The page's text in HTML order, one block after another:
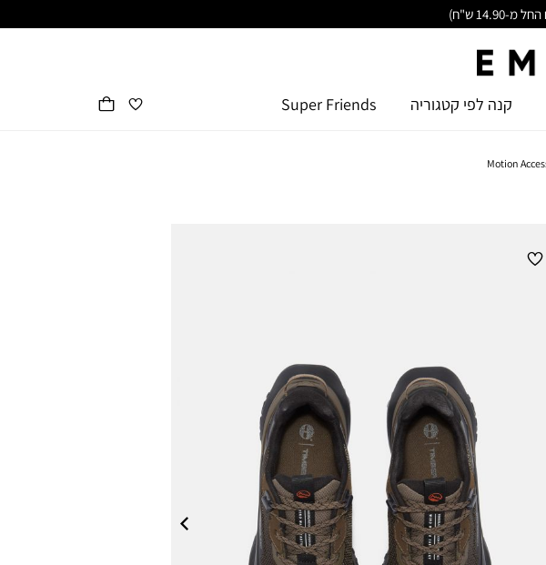
קנה לפי קטגוריה Super Friends